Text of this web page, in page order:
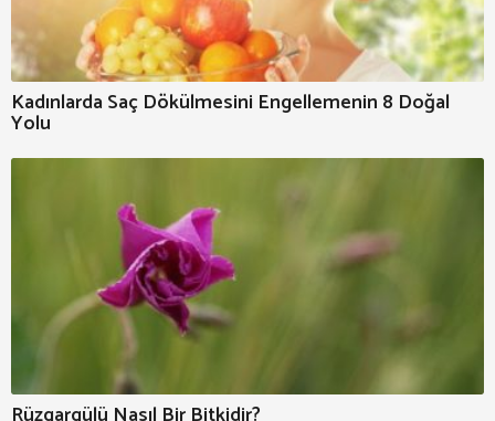
Kadınlarda Saç Dökülmesini Engellemenin 8 Doğal
Yolu